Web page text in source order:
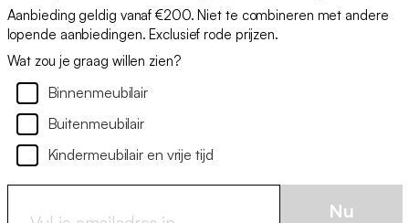
Aanbieding geldig vanaf €200. Niet te combineren met andere
lopende aanbiedingen. Exclusief rode prijzen.
Wat zou je graag willen zien?
Binnenmeubilair
Buitenmeubilair
Kindermeubilair en vrije tijd
Nu